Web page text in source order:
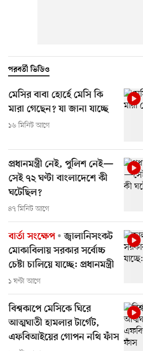
পরবর্তী ভিডিও
মেসির বাবা হোর্হে মেসি কি
মারা গেছেন? যা জানা যাচ্ছে
১৬ মিনিট আগে
প্রধানমন্ত্রী নেই, পুলিশ নেই—
সেই ৭২ ঘণ্টা বাংলাদেশে কী
ঘটেছিল?
৪৭ মিনিট আগে
বার্তা সংক্ষেপ
জ্বালানিসংকট
মোকাবিলায় সরকার সর্বোচ্চ
চেষ্টা চালিয়ে যাচ্ছে: প্রধানমন্ত্রী
১ ঘণ্টা আগে
বিশ্বকাপে মেসিকে ঘিরে
আত্মঘাতী হামলার টার্গেট,
এফবিআইয়ের গোপন নথি ফাঁস